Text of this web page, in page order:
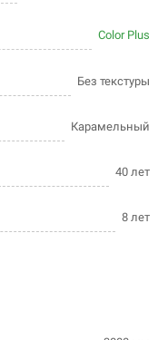
Color Plus
Без текстуры
Карамельный
40 лет
8 лет